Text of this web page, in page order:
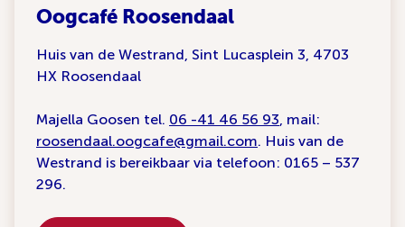
Oogcafé Roosendaal
Huis van de Westrand, Sint Lucasplein 3, 4703
HX Roosendaal
Majella Goosen tel. 06 -41 46 56 93, mail:
roosendaal.oogcafe@gmail.com. Huis van de
Westrand is bereikbaar via telefoon: 0165 – 537
296.